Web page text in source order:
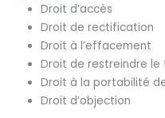
Droit d’accès
Droit de rectification
Droit à l’effacement
Droit de restreindre
Droit à la portabilité
Droit d’objection